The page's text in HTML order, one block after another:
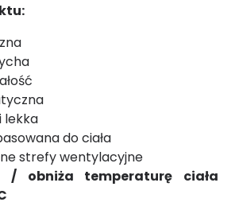
lekka
do ciała
strefy wentylacyjne
/ obniża temperaturę ciała